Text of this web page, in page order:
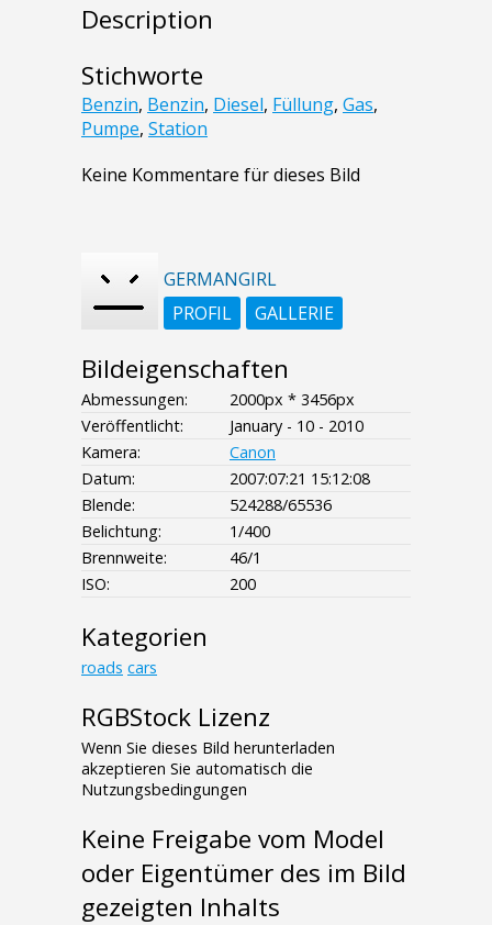
Description
Stichworte
Benzin, Benzin, Diesel, Füllung, Gas,
Pumpe, Station
Keine Kommentare für dieses Bild
GERMANGIRL
PROFIL
GALLERIE
Bildeigenschaften
Abmessungen:
2000px * 3456px
Veröffentlicht:
January - 10 - 2010
Kamera:
Canon
Datum:
2007:07:21 15:12:08
Blende:
524288/65536
Belichtung:
1/400
Brennweite:
46/1
ISO:
200
Kategorien
roads cars
RGBStock Lizenz
Wenn Sie dieses Bild herunterladen
akzeptieren Sie automatisch die
Nutzungsbedingungen
Keine Freigabe vom Model
oder Eigentümer des im Bild
gezeigten Inhalts